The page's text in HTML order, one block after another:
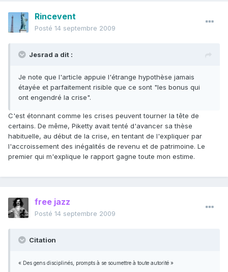
Rincevent
Posté 14 septembre 2009
Jesrad a dit :
Je note que l'article appuie l'étrange hypothèse jamais
étayée et parfaitement risible que ce sont "les bonus qui
ont engendré la crise".
C'est étonnant comme les crises peuvent tourner la tête de
certains. De même, Piketty avait tenté d'avancer sa thèse
habituelle, au début de la crise, en tentant de l'expliquer par
l'accroissement des inégalités de revenu et de patrimoine. Le
premier qui m'explique le rapport gagne toute mon estime.
free jazz
Posté 14 septembre 2009
Citation
« Des gens disciplinés, prompts à se soumettre à toute autorité »